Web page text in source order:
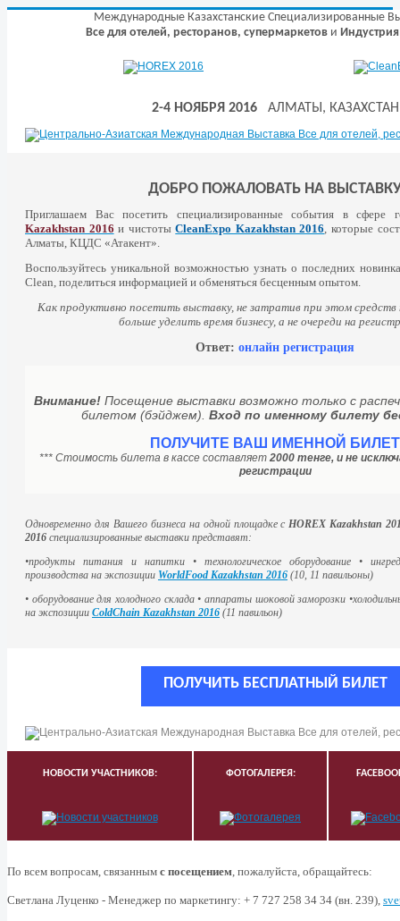
Международные Казахстанские Специализированные
Все для отелей, ресторанов, супермаркетов и
2-4 НОЯБРЯ 2016 АЛМАТЫ, КАЗАХСТАН
ДОБРО ПОЖАЛОВАТЬ НА
Приглашаем Вас посетить специализированные события в сфере
Kazakhstan 2016 и чистотыCleanExpo Kazakhstan 2016, которые
Алматы, КЦДС «Атакент».
Воспользуйтесь уникальной возможностью узнать о последних
Clean, поделиться информацией и обменяться бесценным опытом.
Как продуктивно посетить выставку, не затратив при этом средств
больше уделить время бизнесу, а не очереди на
Ответ: онлайн регистрация
Внимание! Посещение выставки возможно только с
билетом (бэйджем). Вход по именному билету
ПОЛУЧИТЕ ВАШ ИМЕННОЙ БИЛЕТ
*** Стоимость билета в кассе составляет 2000 тенге, и не
регистрации
Одновременно для Вашего бизнеса на одной площадке сHOREX Kazakhstan
2016 специализированные выставки представят:
•продукты питания и напитки • технологическое оборудование •
производства на экспозиции WorldFood Kazakhstan 2016 (10, 11 павильоны)
• оборудование для холодного склада • аппараты шоковой заморозки
на экспозиции ColdChain Kazakhstan 2016 (11 павильон)
ПОЛУЧИТЬ БЕСПЛАТНЫЙ БИЛЕТ
НОВОСТИ УЧАСТНИКОВ: ФОТОГАЛЕРЕЯ:
По всем вопросам, связанным с посещением, пожалуйста, обращайтесь:
Светлана Луценко - Менеджер по маркетингу: + 7 727 258 34 34 (вн. 239),